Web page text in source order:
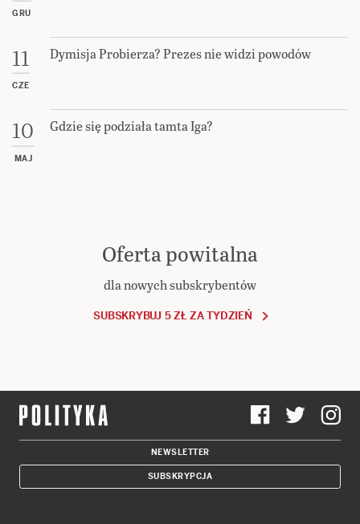
GRU
11
CZE
Dymisja Probierza? Prezes nie widzi powodów
10
MAJ
Gdzie się podziała tamta Iga?
Oferta powitalna
dla nowych subskrybentów
SUBSKRYBUJ 5 ZŁ ZA TYDZIEŃ
NEWSLETTER
SUBSKRYPCJA